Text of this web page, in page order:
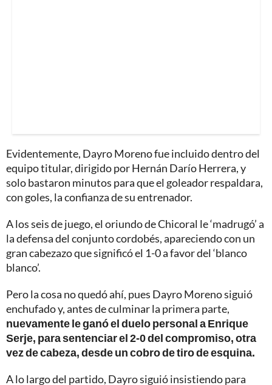
Evidentemente, Dayro Moreno fue incluido dentro del
equipo titular, dirigido por Hernán Darío Herrera, y
solo bastaron minutos para que el goleador respaldara,
con goles, la confianza de su entrenador.
A los seis de juego, el oriundo de Chicoral le ‘madrugó’ a
la defensa del conjunto cordobés, apareciendo con un
gran cabezazo que significó el 1-0 a favor del ‘blanco
blanco’.
Pero la cosa no quedó ahí, pues Dayro Moreno siguió
enchufado y, antes de culminar la primera parte,
nuevamente le ganó el duelo personal a Enrique
Serje, para sentenciar el 2-0 del compromiso, otra
vez de cabeza, desde un cobro de tiro de esquina.
A lo largo del partido, Dayro siguió insistiendo para